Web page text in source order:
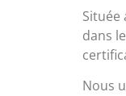
Située
dans
Nous